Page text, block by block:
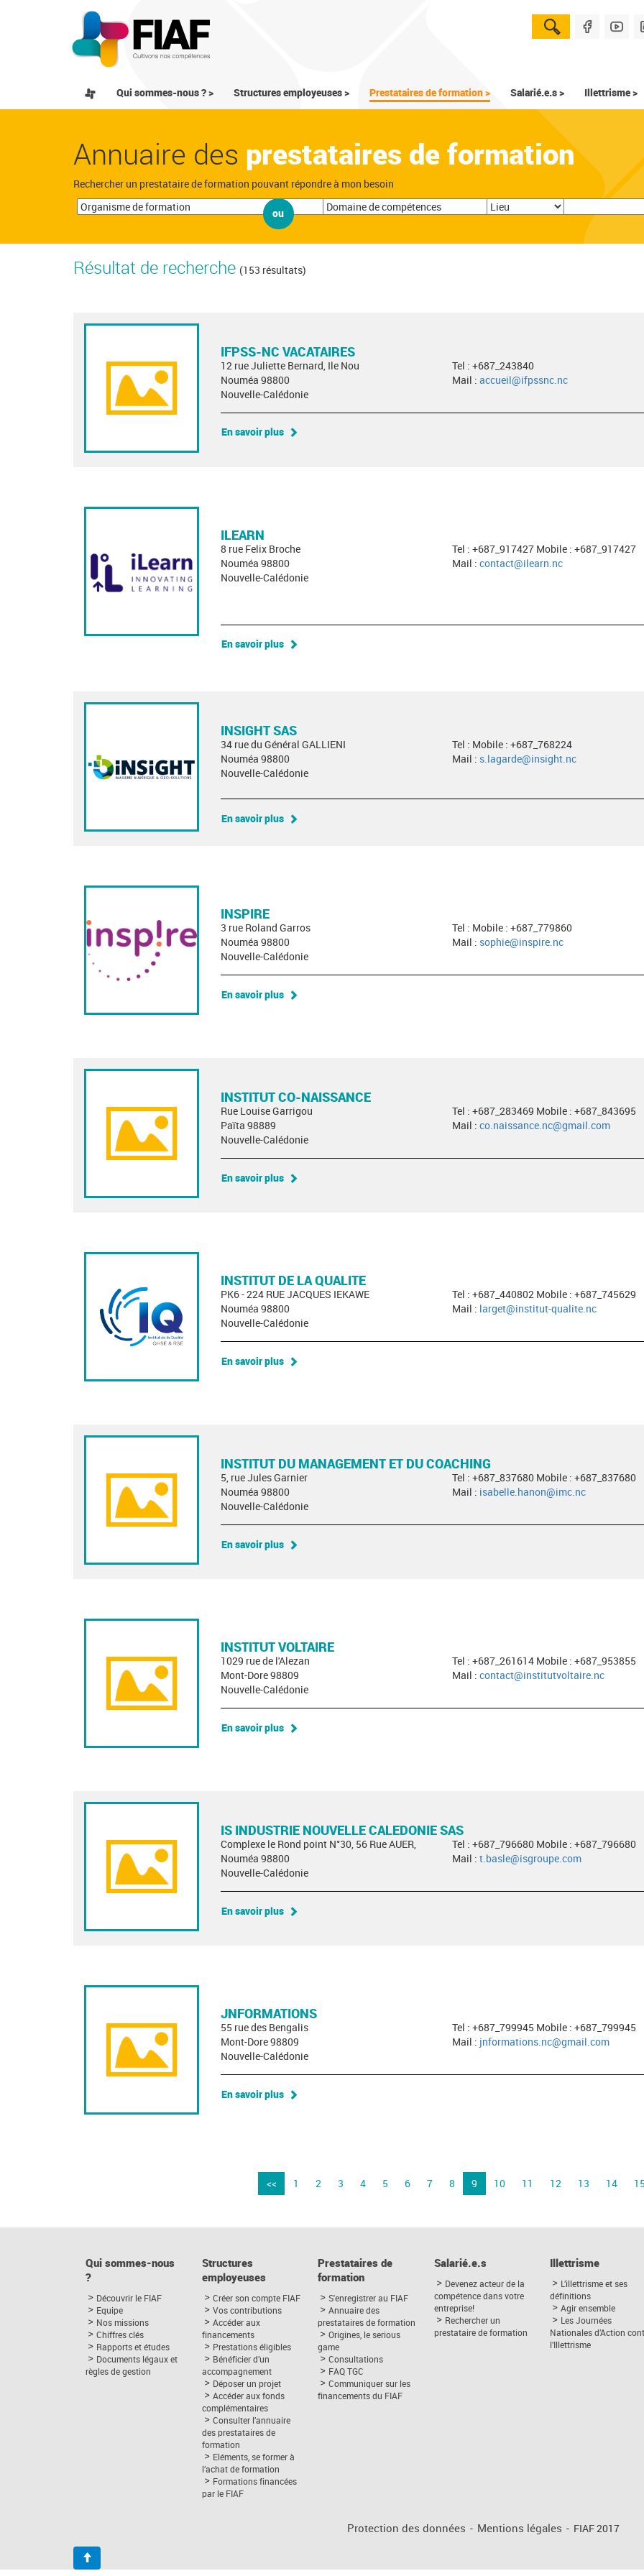
Qui sommes-nous ? > Structures employeuses > Prestataires de formation > Salarié.e.s > Illettrisme >
Annuaire des prestataires de formation
Rechercher un prestataire de formation pouvant répondre à mon besoin
ou
Résultat de recherche (153 résultats)
IFPSS-NC VACATAIRES
12 rue Juliette Bernard, Ile Nou
Nouméa 98800
Nouvelle-Calédonie
Tel : +687_243840
Mail : accueil@ifpssnc.nc
En savoir plus
ILEARN
8 rue Felix Broche
Nouméa 98800
Nouvelle-Calédonie
Tel : +687_917427 Mobile : +687_917427
Mail : contact@ilearn.nc
En savoir plus
INSIGHT SAS
34 rue du Général GALLIENI
Nouméa 98800
Nouvelle-Calédonie
Tel : Mobile : +687_768224
Mail : s.lagarde@insight.nc
En savoir plus
INSPIRE
3 rue Roland Garros
Nouméa 98800
Nouvelle-Calédonie
Tel : Mobile : +687_779860
Mail : sophie@inspire.nc
En savoir plus
INSTITUT CO-NAISSANCE
Rue Louise Garrigou
Païta 98889
Nouvelle-Calédonie
Tel : +687_283469 Mobile : +687_843695
Mail : co.naissance.nc@gmail.com
En savoir plus
INSTITUT DE LA QUALITE
PK6 - 224 RUE JACQUES IEKAWE
Nouméa 98800
Nouvelle-Calédonie
Tel : +687_440802 Mobile : +687_745629
Mail : larget@institut-qualite.nc
En savoir plus
INSTITUT DU MANAGEMENT ET DU COACHING
5, rue Jules Garnier
Nouméa 98800
Nouvelle-Calédonie
Tel : +687_837680 Mobile : +687_837680
Mail : isabelle.hanon@imc.nc
En savoir plus
INSTITUT VOLTAIRE
1029 rue de l'Alezan
Mont-Dore 98809
Nouvelle-Calédonie
Tel : +687_261614 Mobile : +687_953855
Mail : contact@institutvoltaire.nc
En savoir plus
IS INDUSTRIE NOUVELLE CALEDONIE SAS
Complexe le Rond point N°30, 56 Rue AUER,
Nouméa 98800
Nouvelle-Calédonie
Tel : +687_796680 Mobile : +687_796680
Mail : t.basle@isgroupe.com
En savoir plus
JNFORMATIONS
55 rue des Bengalis
Mont-Dore 98809
Nouvelle-Calédonie
Tel : +687_799945 Mobile : +687_799945
Mail : jnformations.nc@gmail.com
En savoir plus
<< 1 2 3 4 5 6 7 8 9 10 11 12 13 14 15
Qui sommes-nous
?
Découvrir le FIAF
Equipe
Nos missions
Chiffres clés
Rapports et études
Documents légaux et
règles de gestion
Structures
employeuses
Créer son compte FIAF
Vos contributions
Accéder aux
financements
Prestations éligibles
Bénéficier d’un
accompagnement
Déposer un projet
Accéder aux fonds
complémentaires
Consulter l’annuaire
des prestataires de
formation
Eléments, se former à
l’achat de formation
Formations financées
par le FIAF
Prestataires de
formation
S'enregistrer au FIAF
Annuaire des
prestataires de formation
Origines, le serious
game
Consultations
FAQ TGC
Communiquer sur les
financements du FIAF
Salarié.e.s
Devenez acteur de la
compétence dans votre
entreprise!
Rechercher un
prestataire de formation
Illettrisme
L’illettrisme et ses
définitions
Agir ensemble
Les Journées
Nationales d’Action
l’Illettrisme
Protection des données - Mentions légales - FIAF 2017